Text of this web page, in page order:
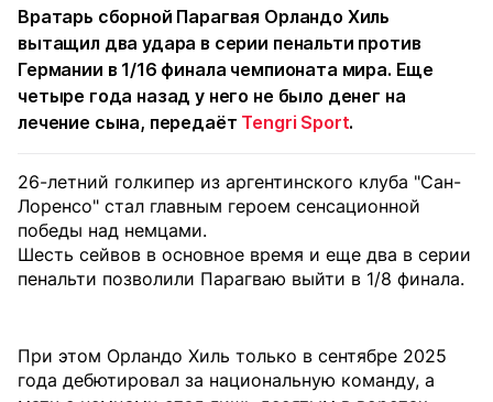
Вратарь сборной Парагвая Орландо Хиль
вытащил два удара в серии пенальти против
Германии в 1/16 финала чемпионата мира. Еще
четыре года назад у него не было денег на
лечение сына, передаёт Tengri Sport.
26-летний голкипер из аргентинского клуба "Сан-
Лоренсо" стал главным героем сенсационной
победы над немцами.
Шесть сейвов в основное время и еще два в серии
пенальти позволили Парагваю выйти в 1/8 финала.
При этом Орландо Хиль только в сентябре 2025
года дебютировал за национальную команду, а